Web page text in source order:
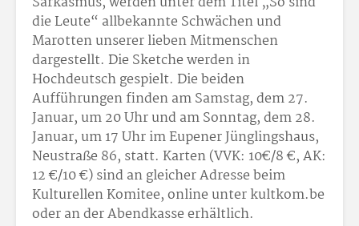
die Leute“ allbekannte Schwächen und
Marotten unserer lieben Mitmenschen
dargestellt. Die Sketche werden in
Hochdeutsch gespielt. Die beiden
Aufführungen finden am Samstag, dem 27.
Januar, um 20 Uhr und am Sonntag, dem 28.
Januar, um 17 Uhr im Eupener Jünglingshaus,
Neustraße 86, statt. Karten (VVK: 10€/8 €, AK:
12 €/10 €) sind an gleicher Adresse beim
Kulturellen Komitee, online unter kultkom.be
oder an der Abendkasse erhältlich.